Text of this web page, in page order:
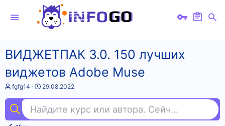
ВИДЖЕТПАК 3.0. 150 лучших
виджетов Adobe Muse
А
т
о
fgfg14
Д
а
н
29.08.2022
Найдите курс или автора. Сейчас ищут